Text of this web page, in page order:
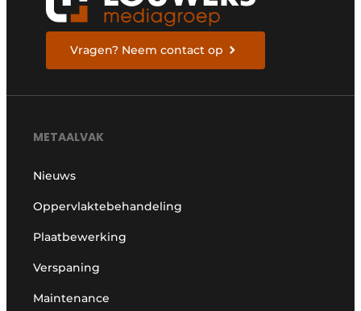
Vragen? Neem contact op
METAALVAK
Nieuws
Oppervlaktebehandeling
Plaatbewerking
Verspaning
Maintenance